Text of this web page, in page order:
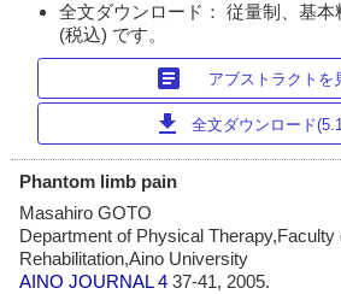
全文ダウンロード： 従量制、基本
(税込) です。
article アブストラクトを
download 全文ダウンロード
Phantom limb pain
Masahiro GOTO
Department of Physical Therapy,Faculty
Rehabilitation,Aino University
AINO JOURNAL 437-41, 2005.